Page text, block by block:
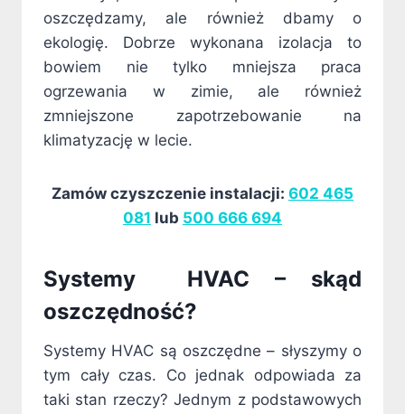
oszczędzamy, ale również dbamy o
ekologię. Dobrze wykonana izolacja to
bowiem nie tylko mniejsza praca
ogrzewania w zimie, ale również
zmniejszone zapotrzebowanie na
klimatyzację w lecie.
Zamów czyszczenie instalacji: 602 465
081 lub 500 666 694
Systemy HVAC – skąd
oszczędność?
Systemy HVAC są oszczędne – słyszymy o
tym cały czas. Co jednak odpowiada za
taki stan rzeczy? Jednym z podstawowych